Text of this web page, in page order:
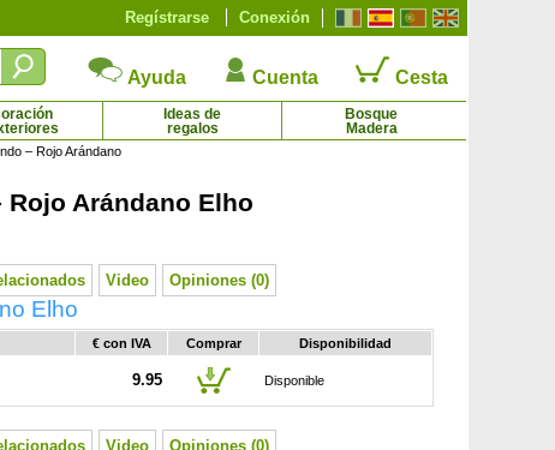
Conexión
Regístrarse
Ayuda Cuenta Cesta
Ideas de
regalos
Bosque
Madera
– Rojo Arándano
Arándano Elho
Video Opiniones (0)
Elho
€ con IVA Comprar Disponibilidad
9.95 Disponible
Video Opiniones (0)